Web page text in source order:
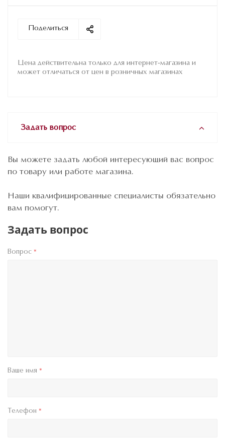
Поделиться
Цена действительна только для интернет-магазина и
может отличаться от цен в розничных магазинах
Задать вопрос
Вы можете задать любой интересующий вас вопрос
по товару или работе магазина.
Наши квалифицированные специалисты обязательно
вам помогут.
Задать вопрос
Вопрос *
Ваше имя *
Телефон *